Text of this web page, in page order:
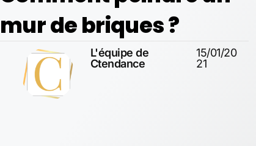
mur de briques ?
L'équipe de
Ctendance
15/01/20
21